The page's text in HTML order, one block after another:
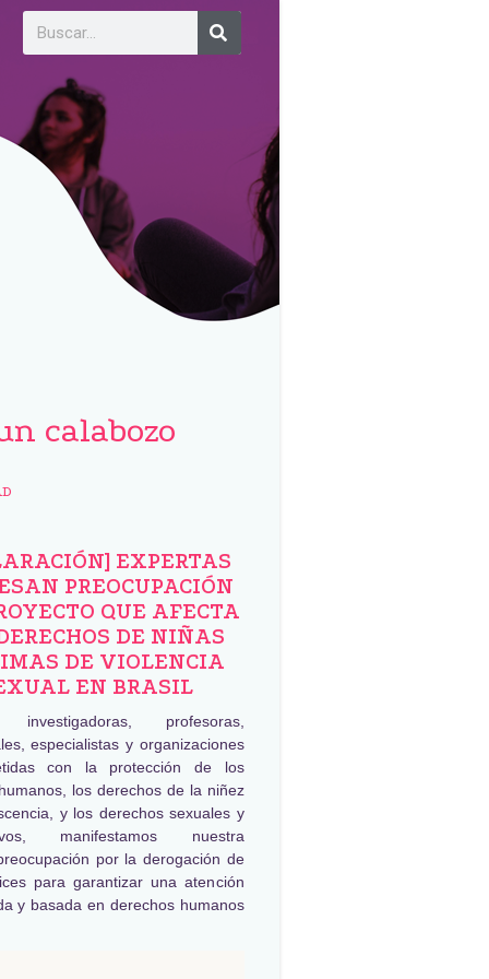
calabozo
EXPERTAS
PREOCUPACIÓN
QUE AFECTA
DE NIÑAS
DE VIOLENCIA
EN BRASIL
investigadoras, profesoras,
especialistas y organizaciones
con la protección de los
los derechos de la niñez
y los derechos sexuales y
manifestamos nuestra
por la derogación de
para garantizar una atención
y basada en derechos humanos